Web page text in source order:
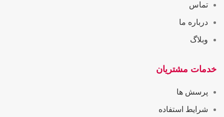
تماس
درباره ما
وبلاگ
خدمات مشتریان
پرسش ها
شرایط استفاده